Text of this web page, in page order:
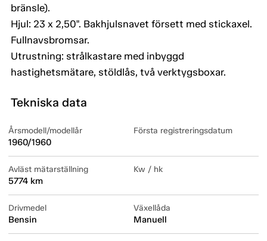
bränsle).
Hjul: 23 x 2,50". Bakhjulsnavet försett med stickaxel.
Fullnavsbromsar.
Utrustning: strålkastare med inbyggd
hastighetsmätare, stöldlås, två verktygsboxar.
Tekniska data
Årsmodell/modellår
1960/1960
Första registreringsdatum
Avläst mätarställning
5774 km
Kw / hk
Drivmedel
Bensin
Växellåda
Manuell